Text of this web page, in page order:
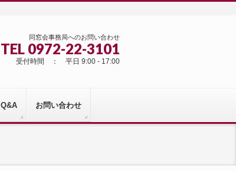
同窓会事務局へのお問い合わせ
TEL 0972-22-3101
受付時間 ： 平日 9:00 - 17:00
Q&A お問い合わせ